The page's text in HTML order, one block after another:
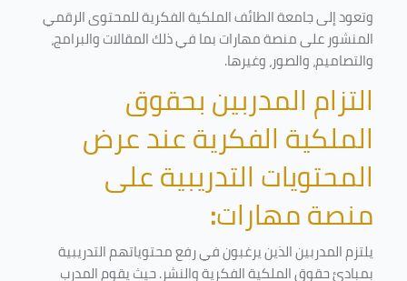
وتعود إلى جامعة الطائف الملكية الفكرية للمحتوى الرقمي
المنشور على منصة مهارات بما في ذلك المقالات والبرامج،
والتصاميم، والصور، وغيرها.
التزام المدربين بحقوق
الملكية الفكرية عند عرض
المحتويات التدريبية على
منصة مهارات:
يلتزم المدربين الذين يرغبون في رفع محتوياتهم التدريبية
بمبادئ حقوق الملكية الفكرية والنشر. حيث يقوم المدرب